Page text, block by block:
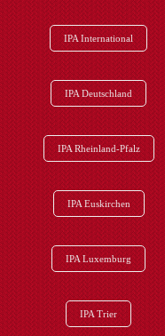
IPA International
IPA Deutschland
IPA Rheinland-Pfalz
IPA Euskirchen
IPA Luxemburg
IPA Trier